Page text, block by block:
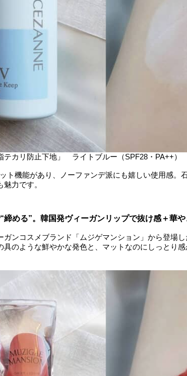
テカリ防止下地」 ライトブルー（SPF28・PA++）
ト機能があり、ノーファンデ派にも嬉しい使用感。
力です。
“締める”。韓国発ヴィーガンリップで抜け感＋華
ガンコスメブランド「ムジゲマンション」から登場
具のような鮮やかな発色と、マットなのにしっとり